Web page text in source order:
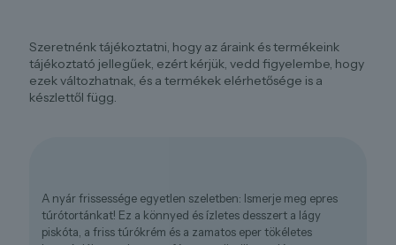
Szeretnénk tájékoztatni, hogy az áraink és termékeink
tájékoztató jellegűek, ezért kérjük, vedd figyelembe, hogy
ezek változhatnak, és a termékek elérhetősége is a
készlettől függ.
A nyár frissessége egyetlen szeletben: Ismerje meg epres
túrótortánkat! Ez a könnyed és ízletes desszert a lágy
piskóta, a friss túrókrém és a zamatos eper tökéletes